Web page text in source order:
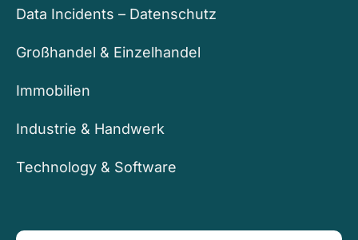
Data Incidents – Datenschutz
Großhandel & Einzelhandel
Immobilien
Industrie & Handwerk
Technology & Software